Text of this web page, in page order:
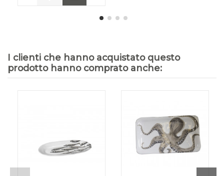
I clienti che hanno acquistato questo
prodotto hanno comprato anche: